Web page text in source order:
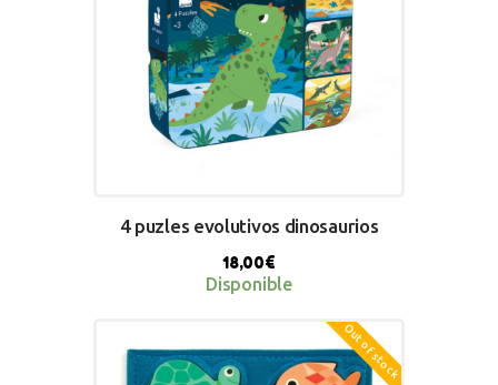
BUY NOW
4 puzles evolutivos dinosaurios
18,00€
Disponible
Out of stock